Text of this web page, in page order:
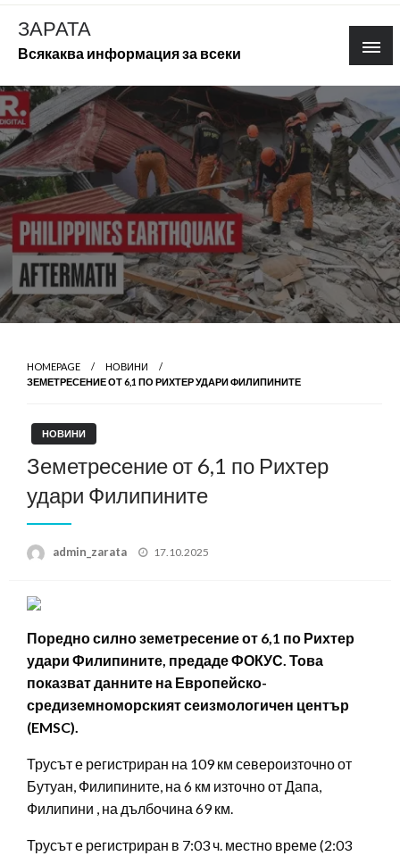
Skip
content
ЗАРАТА
Всякаква информация за всеки
HOMEPAGE
НОВИНИ
ЗЕМЕТРЕСЕНИЕ ОТ 6,1 ПО РИХТЕР УДАРИ ФИЛИПИНИТЕ
НОВИНИ
Земетресение от 6,1 по Рихтер
удари Филипините
admin_zarata
Posted
17.10.2025
Поредно силно земетресение от 6,1 по Рихтер
удари Филипините, предаде ФОКУС. Това
показват данните на Европейско-
средиземноморският сеизмологичен център
(EMSC).
Трусът е регистриран на 109 км североизточно от
Бутуан, Филипините, на 6 км източно от Дапа,
Филипини , на дълбочина 69 км.
Трусът е регистриран в 7:03 ч. местно време (2:03